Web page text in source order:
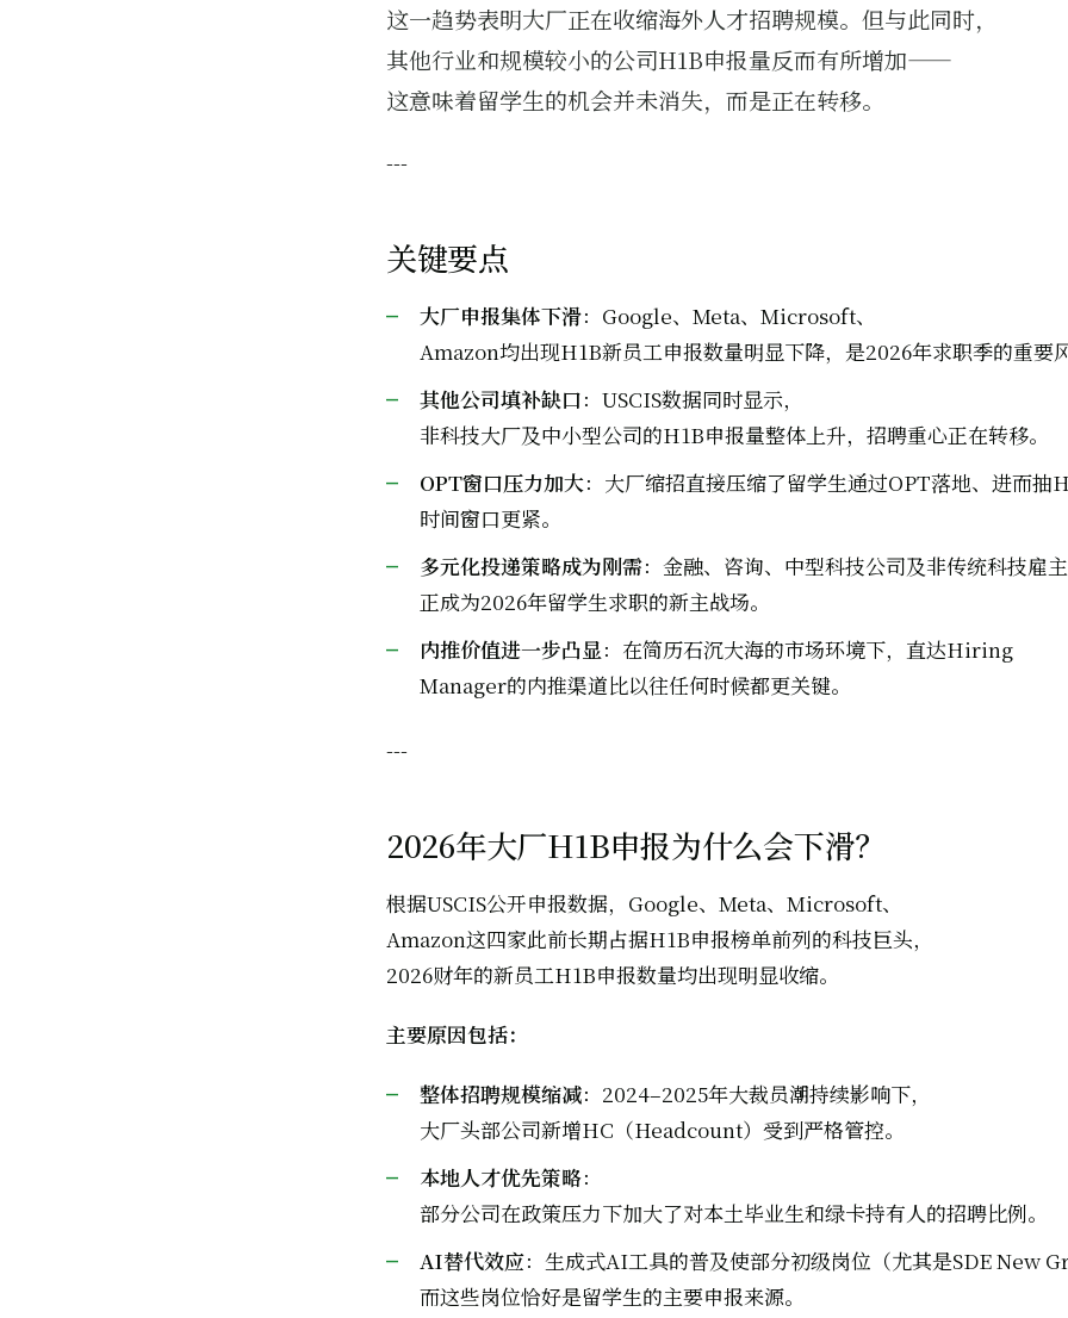
这一趋势表明大厂正在收缩海外人才招聘规模。但与此同时，
其他行业和规模较小的公司H1B申报量反而有所增加——
这意味着留学生的机会并未消失，而是正在转移。
---
关键要点
大厂申报集体下滑：Google、Meta、Microsoft、
Amazon均出现H1B新员工申报数量明显下降，是2026年求职季的重要
其他公司填补缺口：USCIS数据同时显示，
非科技大厂及中小型公司的H1B申报量整体上升，招聘重心正在转移。
OPT窗口压力加大：大厂缩招直接压缩了留学生通过OPT落地、进而抽
时间窗口更紧。
多元化投递策略成为刚需：金融、咨询、中型科技公司及非传统科技雇
正成为2026年留学生求职的新主战场。
内推价值进一步凸显：在简历石沉大海的市场环境下，直达Hiring
Manager的内推渠道比以往任何时候都更关键。
---
2026年大厂H1B申报为什么会下滑？
根据USCIS公开申报数据，Google、Meta、Microsoft、
Amazon这四家此前长期占据H1B申报榜单前列的科技巨头，
2026财年的新员工H1B申报数量均出现明显收缩。
主要原因包括：
整体招聘规模缩减：2024–2025年大裁员潮持续影响下，
大厂头部公司新增HC（Headcount）受到严格管控。
本地人才优先策略：
部分公司在政策压力下加大了对本土毕业生和绿卡持有人的招聘比例。
AI替代效应：生成式AI工具的普及使部分初级岗位（尤其是SDE New
而这些岗位恰好是留学生的主要申报来源。